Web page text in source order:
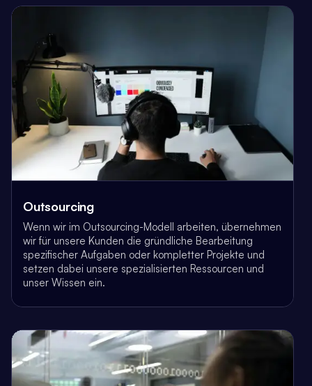
Outsourcing
Wenn wir im Outsourcing-Modell arbeiten, übernehmen
wir für unsere Kunden die gründliche Bearbeitung
spezifischer Aufgaben oder kompletter Projekte und
setzen dabei unsere spezialisierten Ressourcen und
unser Wissen ein.